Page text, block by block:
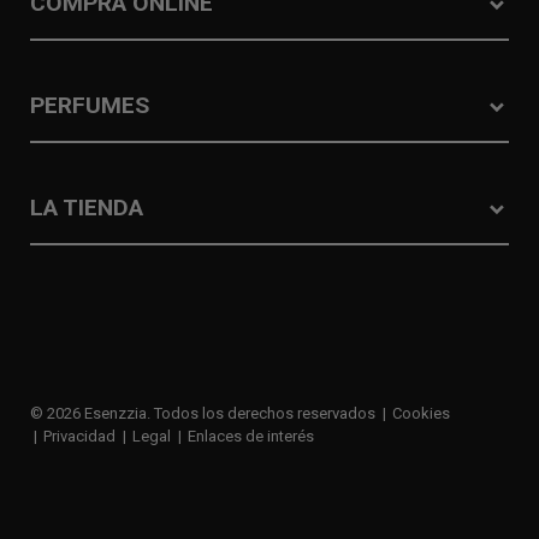
PERFUMES
LA TIENDA
© 2026 Esenzzia. Todos los derechos reservados
Cookies
Privacidad
Legal Enlaces de interés